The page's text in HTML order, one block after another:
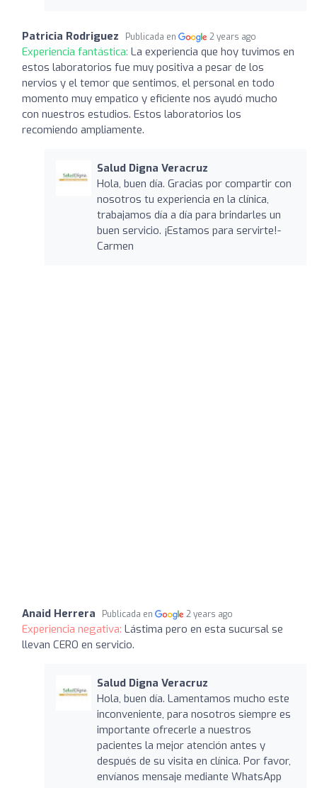
Patricia Rodriguez Publicada en 2 years ago
Experiencia fantástica: La experiencia que hoy tuvimos en
estos laboratorios fue muy positiva a pesar de los
nervios y el temor que sentimos, el personal en todo
momento muy empatico y eficiente nos ayudó mucho
con nuestros estudios. Estos laboratorios los
recomiendo ampliamente.
Salud Digna Veracruz
Hola, buen día. Gracias por compartir con
nosotros tu experiencia en la clínica,
trabajamos día a día para brindarles un
buen servicio. ¡Estamos para servirte!-
Carmen
Anaid Herrera Publicada en 2 years ago
Experiencia negativa: Lástima pero en esta sucursal se
llevan CERO en servicio.
Salud Digna Veracruz
Hola, buen día. Lamentamos mucho este
inconveniente, para nosotros siempre es
importante ofrecerle a nuestros
pacientes la mejor atención antes y
después de su visita en clínica. Por favor,
envíanos mensaje mediante WhatsApp